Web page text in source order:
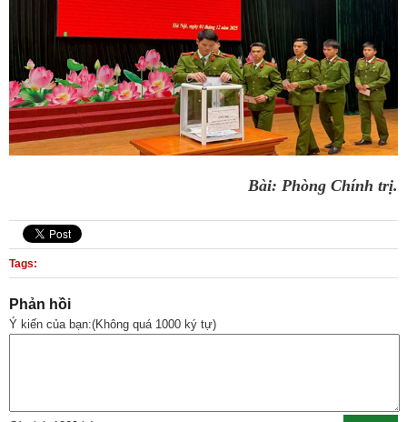
Bài: Phòng Chính trị.
Tags:
Phản hồi
Ý kiến của bạn:(Không quá 1000 ký tự)